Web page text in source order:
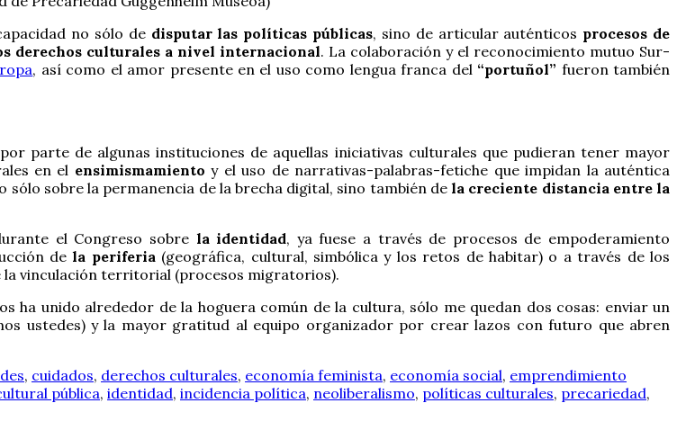
no sólo de disputar las políticas públicas, sino de articular auténticos procesos de
derechos culturales a nivel internacional. La colaboración y el reconocimiento mutuo Sur-
, así como el amor presente en el uso como lengua franca del “portuñol” fueron también
parte de algunas instituciones de aquellas iniciativas culturales que pudieran tener mayor
en el ensimismamiento y el uso de narrativas-palabras-fetiche que impidan la auténtica
sólo sobre la permanencia de la brecha digital, sino también dela creciente distancia entre la
el Congreso sobre la identidad, ya fuese a través de procesos de empoderamiento
dela periferia (geográfica, cultural, simbólica y los retos de habitar) o a través de los
la vinculación territorial (procesos migratorios).
ha unido alrededor de la hoguera común de la cultura, sólo me quedan dos cosas: enviar un
ustedes) y la mayor gratitud al equipo organizador por crear lazos con futuro que abren
, cuidados, derechos culturales, economía feminista, economía social, emprendimiento
pública, identidad, incidencia política, neoliberalismo, políticas culturales, precariedad,